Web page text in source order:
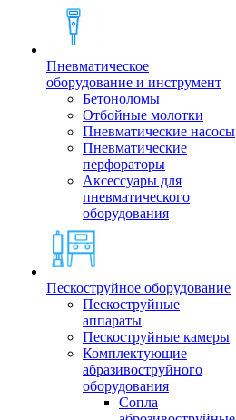
Пневматическое
оборудование и инструмент
Бетоноломы
Отбойные молотки
Пневматические насосы
Пневматические
перфораторы
Аксессуары для
пневматического
оборудования
Пескоструйное оборудование
Пескоструйные
аппараты
Пескоструйные камеры
Комплектующие
абразивоструйного
оборудования
Сопла